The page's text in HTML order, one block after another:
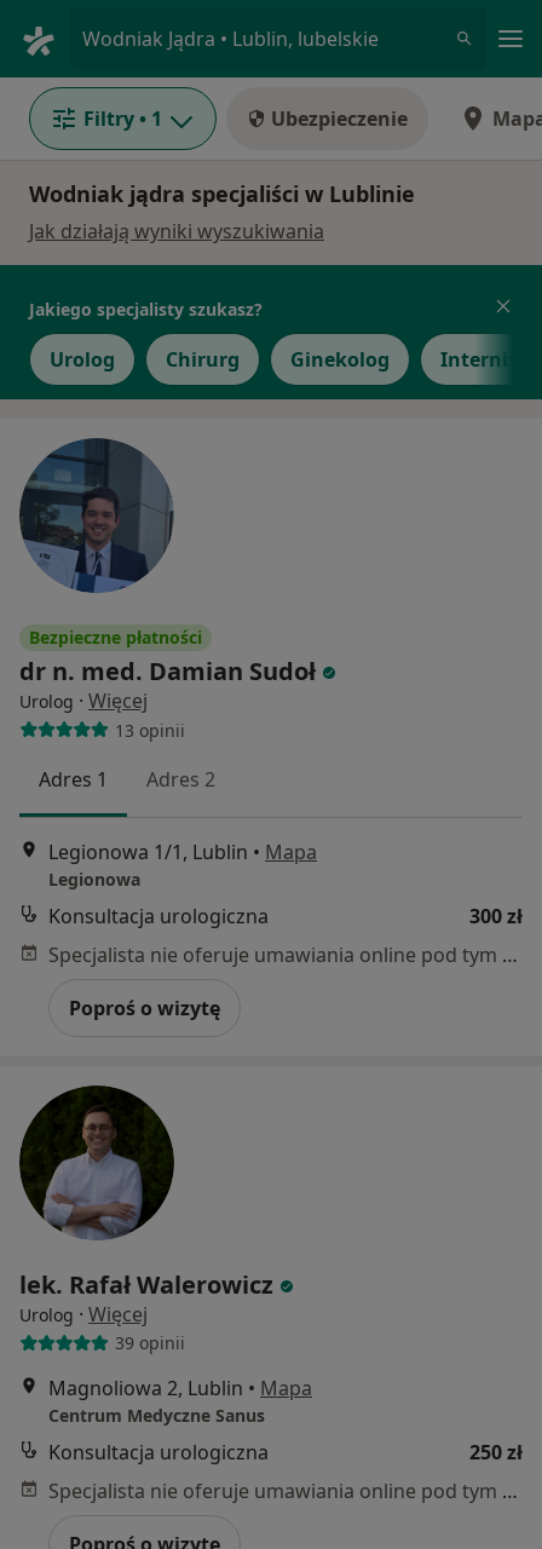
Wodniak Jądra • Lublin, lubelskie
Filtry • 1 Ubezpieczenie
Wodniak jądra specjaliści w Lublinie
Jak działają wyniki wyszukiwania
Jakiego specjalisty szukasz?
Urolog Chirurg Ginekolog Internista
Bezpieczne płatności
dr n. med. Damian Sudoł
Urolog · Więcej
13 opinii
Adres 1 Adres 2
Legionowa 1/1, Lublin • Mapa
Legionowa
Konsultacja urologiczna
300 zł
Specjalista nie oferuje umawiania online pod tym adresem.
Poproś o wizytę
lek. Rafał Walerowicz
Urolog · Więcej
39 opinii
Magnoliowa 2, Lublin • Mapa
Centrum Medyczne Sanus
Konsultacja urologiczna
250 zł
Specjalista nie oferuje umawiania online pod tym adresem.
Poproś o wizytę